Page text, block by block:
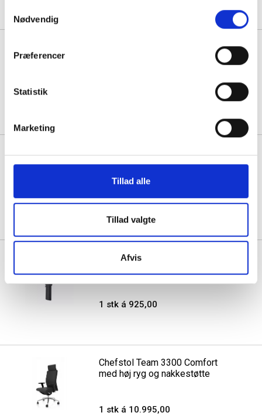
Nødvendig
Præferencer
Statistik
Marketing
Tillad alle
Tillad valgte
Afvis
Armlæn højdejusterbart til Team
Armlæn højde og sideværts
justerbar 2705
1 stk á 995,00
Armlæn til Team Iris 2011,
1 stk á 925,00
Chefstol Team 3300 Comfort
med høj ryg og nakkestøtte
1 stk á 10.995,00